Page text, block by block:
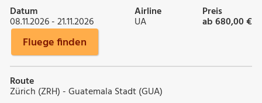
Datum
08.11.2026 - 21.11.2026
Airline
UA
Preis
ab 680,00 €
Fluege finden
Route
Zürich (ZRH) - Guatemala Stadt (GUA)